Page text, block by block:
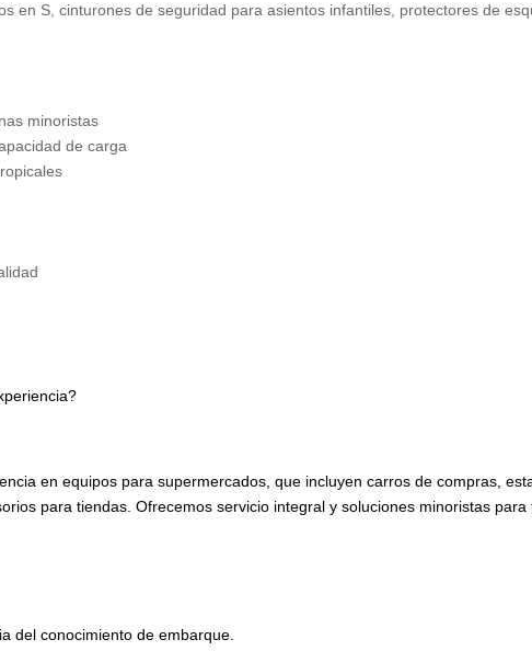
en S, cinturones de seguridad para asientos infantiles, protectores de
minoristas
de carga
en equipos para supermercados, que incluyen carros de compras,
para tiendas. Ofrecemos servicio integral y soluciones minoristas para
del conocimiento de embarque.